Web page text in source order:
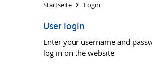
Startseite Login
User login
Enter your username and
log in on the website